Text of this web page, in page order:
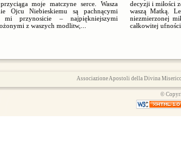
moje matczyne serce. Wasza
Ojcu Niebieskiemu są pachnącymi
przynosicie – najpiękniejszymi
z waszych modlitw,...
decyzji i miłości
waszą Matką.
niezmierzonej
całkowitej
Associazione Apostoli della Divina
©